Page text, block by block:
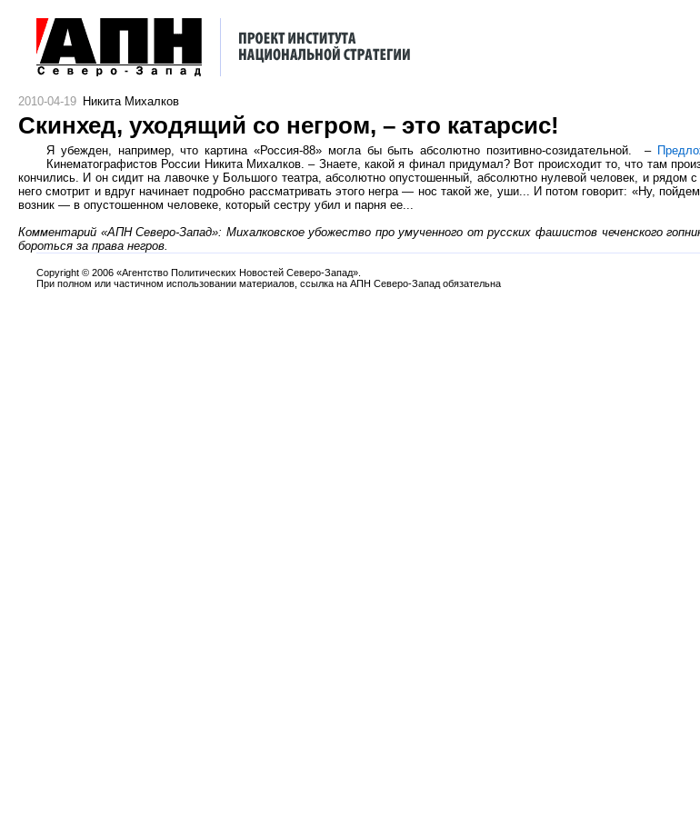
2010-04-19 Никита Михалков
Скинхед, уходящий со негром, – это катарсис!
Я убежден, например, что картина «Россия-88» могла бы быть абсолютно позитивно-созидательной. –
Кинематографистов России Никита Михалков. – Знаете, какой я финал придумал? Вот происходит то, что там
кончились. И он сидит на лавочке у Большого театра, абсолютно опустошенный, абсолютно нулевой человек, и рядом
него смотрит и вдруг начинает подробно рассматривать этого негра — нос такой же, уши... И потом говорит: «Ну,
возник — в опустошенном человеке, который сестру убил и парня ее...
Комментарий «АПН Северо-Запад»: Михалковское убожество про умученного от русских фашистов чеченского
бороться за права негров.
Copyright © 2006 «Агентство Политических Новостей Северо-Запад».
При полном или частичном использовании материалов, ссылка на АПН Северо-Запад обязательна